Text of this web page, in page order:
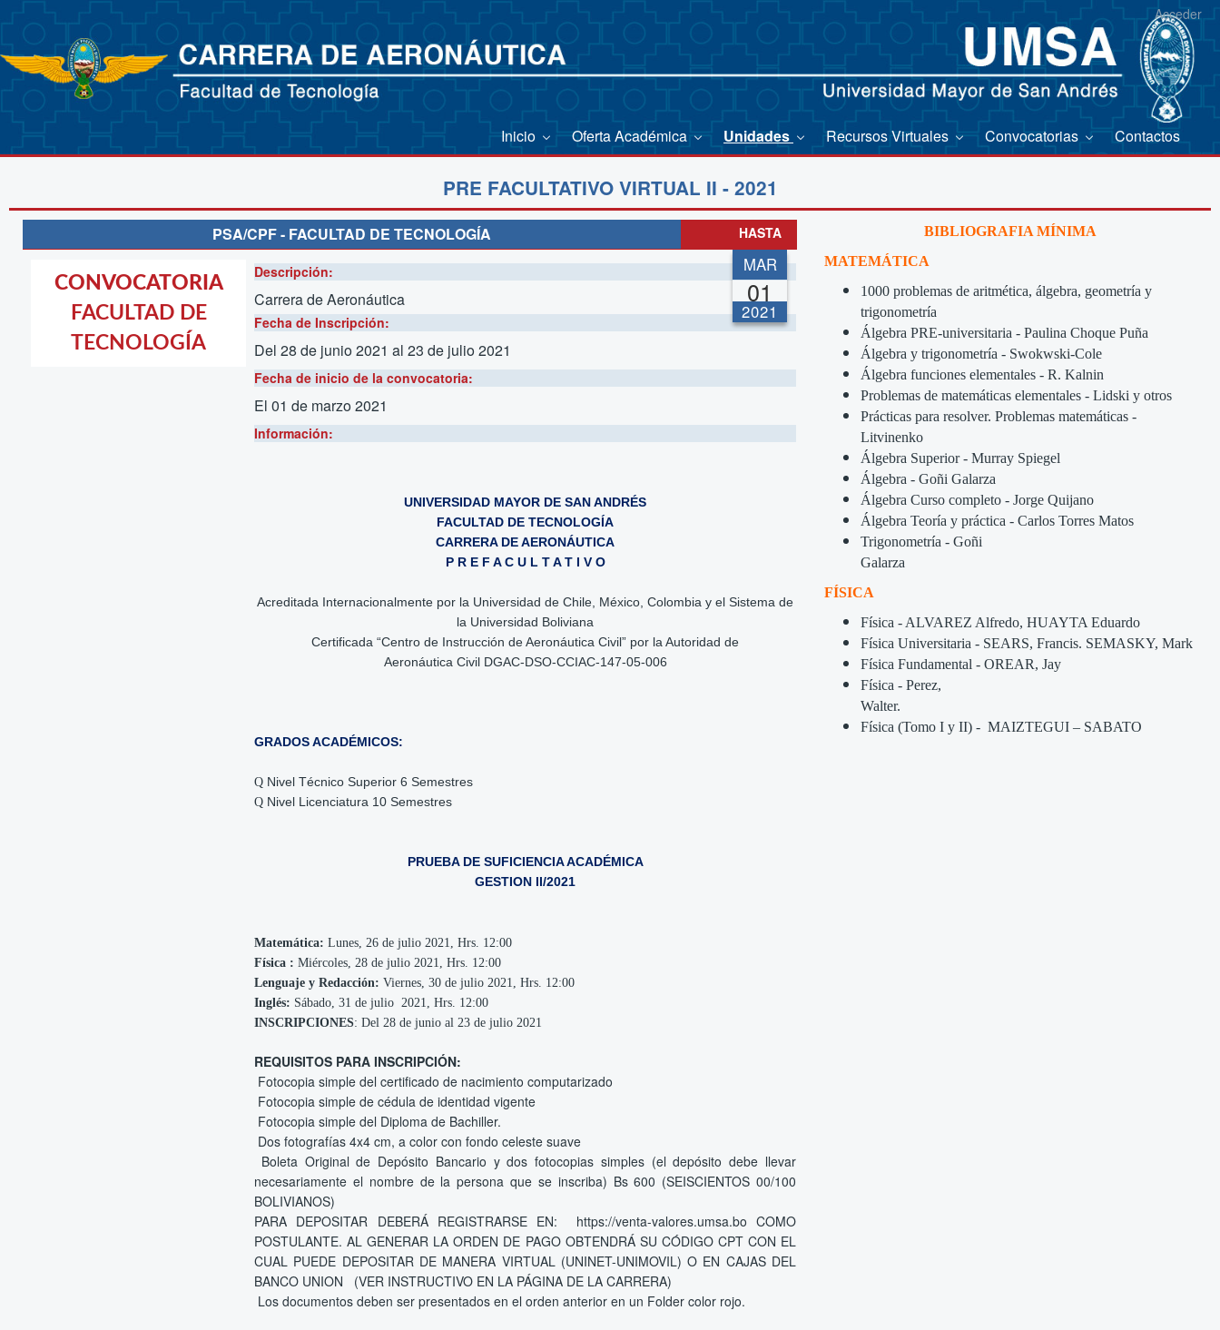
Acceder
Inicio Oferta Académica Unidades Recursos Virtuales Convocatorias Contactos
PRE FACULTATIVO VIRTUAL II - 2021
PSA/CPF - FACULTAD DE TECNOLOGÍA HASTA
CONVOCATORIA
FACULTAD DE
TECNOLOGÍA
CONVOCATORIA
CURSO
PREFACULTATIVO O
MAR
01
2021
Descripción:
Carrera de Aeronáutica
Fecha de Inscripción:
Del 28 de junio 2021 al 23 de julio 2021
Fecha de inicio de la convocatoria:
El 01 de marzo 2021
Información:
UNIVERSIDAD MAYOR DE SAN ANDRÉS
FACULTAD DE TECNOLOGÍA
CARRERA DE AERONÁUTICA
P R E F A C U L T A T I V O
Acreditada Internacionalmente por la Universidad de Chile, México, Colombia y el Sistema de
la Universidad Boliviana
Certificada “Centro de Instrucción de Aeronáutica Civil” por la Autoridad de
Aeronáutica Civil DGAC-DSO-CCIAC-147-05-006
GRADOS ACADÉMICOS:
Q Nivel Técnico Superior 6 Semestres
Q Nivel Licenciatura 10 Semestres
PRUEBA DE SUFICIENCIA ACADÉMICA
GESTION II/2021
Matemática: Lunes, 26 de julio 2021, Hrs. 12:00
Física : Miércoles, 28 de julio 2021, Hrs. 12:00
Lenguaje y Redacción: Viernes, 30 de julio 2021, Hrs. 12:00
Inglés: Sábado, 31 de julio 2021, Hrs. 12:00
INSCRIPCIONES: Del 28 de junio al 23 de julio 2021
REQUISITOS PARA INSCRIPCIÓN:
Fotocopia simple del certificado de nacimiento computarizado
Fotocopia simple de cédula de identidad vigente
Fotocopia simple del Diploma de Bachiller.
Dos fotografías 4x4 cm, a color con fondo celeste suave
Boleta Original de Depósito Bancario y dos fotocopias simples (el depósito debe llevar
necesariamente el nombre de la persona que se inscriba) Bs 600 (SEISCIENTOS 00/100
BOLIVIANOS)
PARA DEPOSITAR DEBERÁ REGISTRARSE EN: https://venta-valores.umsa.bo COMO
POSTULANTE. AL GENERAR LA ORDEN DE PAGO OBTENDRÁ SU CÓDIGO CPT CON EL
CUAL PUEDE DEPOSITAR DE MANERA VIRTUAL (UNINET-UNIMOVIL) O EN CAJAS DEL
BANCO UNION (VER INSTRUCTIVO EN LA PÁGINA DE LA CARRERA)
Los documentos deben ser presentados en el orden anterior en un Folder color rojo.
BIBLIOGRAFIA MÍNIMA
MATEMÁTICA
1000 problemas de aritmética, álgebra, geometría y
trigonometría
Álgebra PRE-universitaria - Paulina Choque Puña
Álgebra y trigonometría - Swokwski-Cole
Álgebra funciones elementales - R. Kalnin
Problemas de matemáticas elementales - Lidski y otros
Prácticas para resolver. Problemas matemáticas -
Litvinenko
Álgebra Superior - Murray Spiegel
Álgebra - Goñi Galarza
Álgebra Curso completo - Jorge Quijano
Álgebra Teoría y práctica - Carlos Torres Matos
Trigonometría - Goñi
Galarza
FÍSICA
Física - ALVAREZ Alfredo, HUAYTA Eduardo
Física Universitaria - SEARS, Francis. SEMASKY, Mark
Física Fundamental - OREAR, Jay
Física - Perez,
Walter.
Física (Tomo I y II) - MAIZTEGUI – SABATO